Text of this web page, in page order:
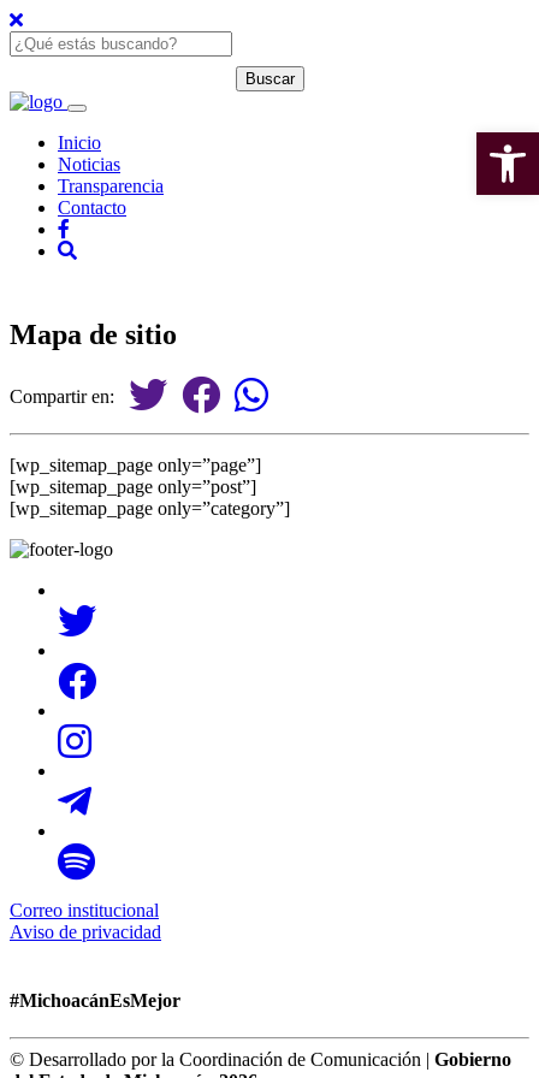
Inicio
Noticias
Transparencia
Contacto
Mapa de sitio
Compartir en:
[wp_sitemap_page only=”page”]
[wp_sitemap_page only=”post”]
[wp_sitemap_page only=”category”]
Correo institucional
Aviso de privacidad
#MichoacánEsMejor
© Desarrollado por la Coordinación de Comunicación | Gobierno